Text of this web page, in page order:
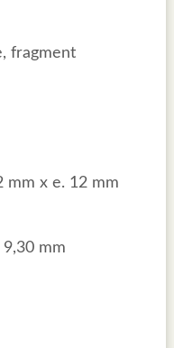
fragment
mm x e. 12 mm
9,30 mm